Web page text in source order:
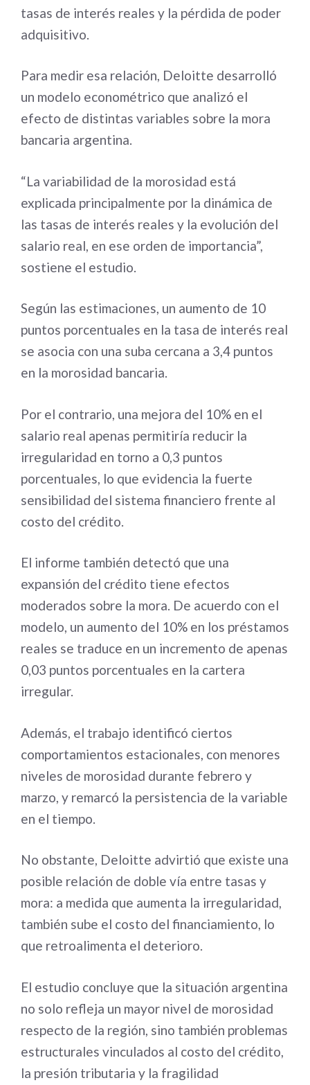
tasas de interés reales y la pérdida de poder
adquisitivo.
Para medir esa relación, Deloitte desarrolló
un modelo econométrico que analizó el
efecto de distintas variables sobre la mora
bancaria argentina.
“La variabilidad de la morosidad está
explicada principalmente por la dinámica de
las tasas de interés reales y la evolución del
salario real, en ese orden de importancia”,
sostiene el estudio.
Según las estimaciones, un aumento de 10
puntos porcentuales en la tasa de interés real
se asocia con una suba cercana a 3,4 puntos
en la morosidad bancaria.
Por el contrario, una mejora del 10% en el
salario real apenas permitiría reducir la
irregularidad en torno a 0,3 puntos
porcentuales, lo que evidencia la fuerte
sensibilidad del sistema financiero frente al
costo del crédito.
El informe también detectó que una
expansión del crédito tiene efectos
moderados sobre la mora. De acuerdo con el
modelo, un aumento del 10% en los préstamos
reales se traduce en un incremento de apenas
0,03 puntos porcentuales en la cartera
irregular.
Además, el trabajo identificó ciertos
comportamientos estacionales, con menores
niveles de morosidad durante febrero y
marzo, y remarcó la persistencia de la variable
en el tiempo.
No obstante, Deloitte advirtió que existe una
posible relación de doble vía entre tasas y
mora: a medida que aumenta la irregularidad,
también sube el costo del financiamiento, lo
que retroalimenta el deterioro.
El estudio concluye que la situación argentina
no solo refleja un mayor nivel de morosidad
respecto de la región, sino también problemas
estructurales vinculados al costo del crédito,
la presión tributaria y la fragilidad